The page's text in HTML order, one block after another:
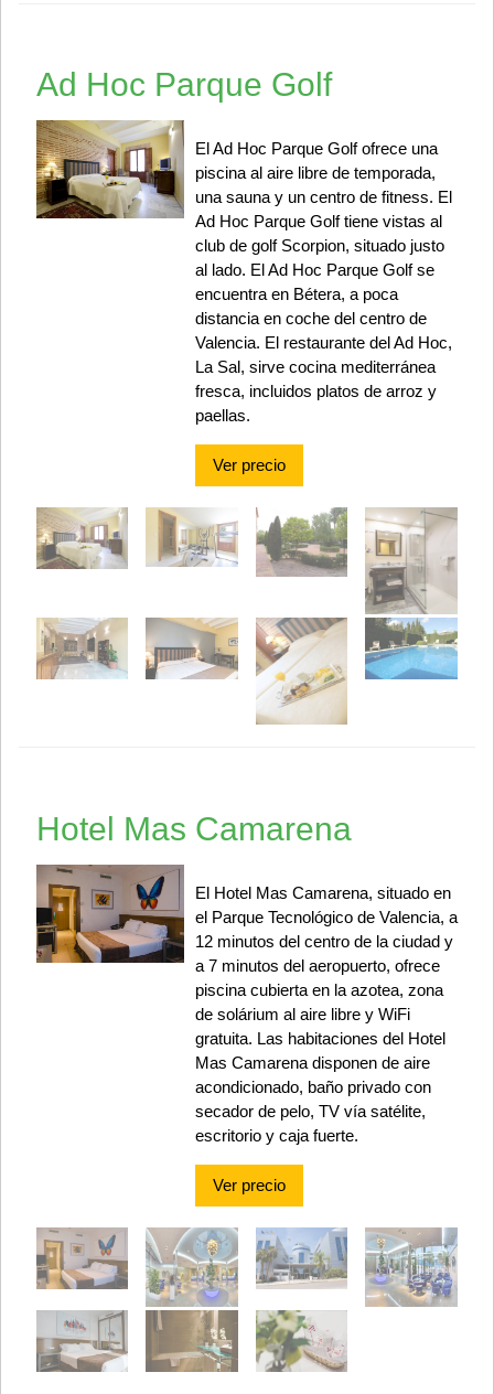
Ad Hoc Parque Golf
El Ad Hoc Parque Golf ofrece una
piscina al aire libre de temporada,
una sauna y un centro de fitness. El
Ad Hoc Parque Golf tiene vistas al
club de golf Scorpion, situado justo
al lado. El Ad Hoc Parque Golf se
encuentra en Bétera, a poca
distancia en coche del centro de
Valencia. El restaurante del Ad Hoc,
La Sal, sirve cocina mediterránea
fresca, incluidos platos de arroz y
paellas.
Ver precio
Hotel Mas Camarena
El Hotel Mas Camarena, situado en
el Parque Tecnológico de Valencia, a
12 minutos del centro de la ciudad y
a 7 minutos del aeropuerto, ofrece
piscina cubierta en la azotea, zona
de solárium al aire libre y WiFi
gratuita. Las habitaciones del Hotel
Mas Camarena disponen de aire
acondicionado, baño privado con
secador de pelo, TV vía satélite,
escritorio y caja fuerte.
Ver precio